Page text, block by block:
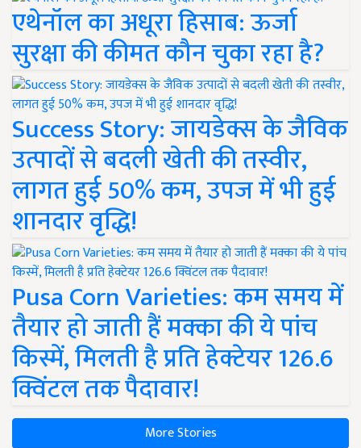
एथेनॉल का अधूरा हिसाब: ऊर्जा
सुरक्षा की कीमत कौन चुका रहा है?
Success Story: जायडेक्स के जैविक
उत्पादों से बदली खेती की तस्वीर,
लागत हुई 50% कम, उपज में भी हुई
शानदार वृद्धि!
Pusa Corn Varieties: कम समय में
तैयार हो जाती हैं मक्का की ये पांच
किस्में, मिलती है प्रति हेक्टेयर 126.6
क्विंटल तक पैदावार!
More Stories